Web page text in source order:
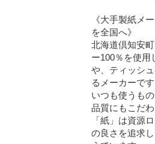
《大手製紙メ
を全国へ》
北海道倶知安
ー100％を使用
や、ティッシ
るメーカーです
いつも使うも
品質にもこだわ
「紙」は資源
の良さを追求